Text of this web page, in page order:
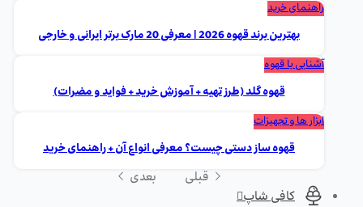
راهنمای خرید
بهترین برند قهوه 2026 | معرفی 20 مارک برتر ایرانی و خارجی
آشنایی با قهوه
قهوه گلد (طرز تهیه + آموزش خرید + فواید و مضرات)
ابزار ها و تجهیزات
قهوه ساز دستی چیست؟ معرفی انواع آن + راهنمای خرید
قبلی
بعدی
کافی شاپ